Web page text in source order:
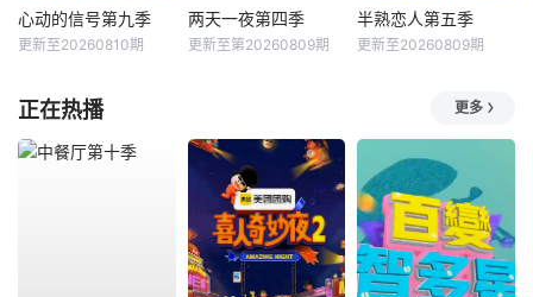
心动的信号第九季
更新至20260810期
两天一夜第四季
更新至第20260809期
半熟恋人第五季
更新至20260809期
正在热播 更多